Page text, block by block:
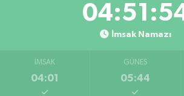
İmsak Namazı
İMSAK
04:01
GÜNEŞ
05:44